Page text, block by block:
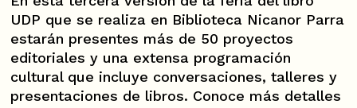
UDP que se realiza en Biblioteca Nicanor Parra
estarán presentes más de 50 proyectos
editoriales y una extensa programación
cultural que incluye conversaciones, talleres y
presentaciones de libros. Conoce más detalles